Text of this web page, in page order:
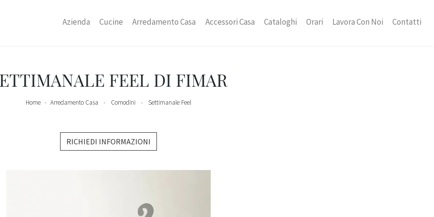
Azienda Cucine Arredamento Casa Accessori Casa Cataloghi Orari Lavora Con Noi Contatti
FEEL DI FIMAR
Home - Arredamento Casa - Comodini - Settimanale Feel
RICHIEDI INFORMAZIONI